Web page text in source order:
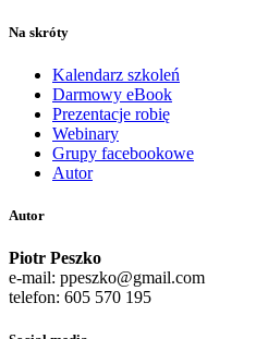
Na skróty
Kalendarz szkoleń
Darmowy eBook
Prezentacje robię
Webinary
Grupy facebookowe
Autor
Autor
Piotr Peszko
e-mail: ppeszko@gmail.com
telefon: 605 570 195